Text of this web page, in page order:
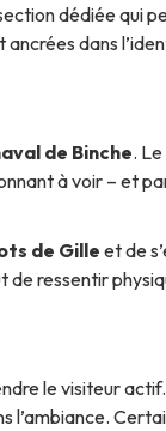
dédiée qui
dans
de Binche.
à voir – et
de Gilleet de
de ressentir
le visiteur
l’ambiance.